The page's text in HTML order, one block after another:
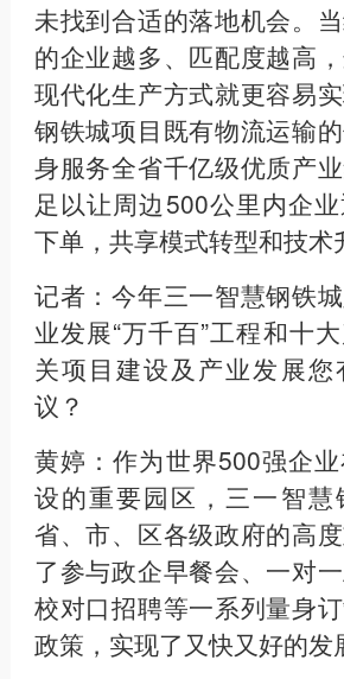
未找到合适的落地机会。
的企业越多、匹配度越高
现代化生产方式就更容易
钢铁城项目既有物流运输
身服务全省千亿级优质产
足以让周边500公里内企
下单，共享模式转型和技术
记者：今年三一智慧钢铁
业发展“万千百”工程和十
关项目建设及产业发展您
议？
黄婷：作为世界500强企
设的重要园区，三一智慧
省、市、区各级政府的高
了参与政企早餐会、一对
校对口招聘等一系列量身
政策，实现了又快又好的发